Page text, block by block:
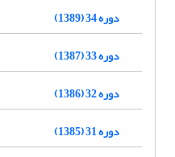
دوره 34 (1389)
دوره 33 (1387)
دوره 32 (1386)
دوره 31 (1385)